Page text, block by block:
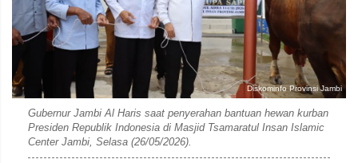
Diskominfo Provinsi Jambi
Gubernur Jambi Al Haris saat penyerahan bantuan hewan kurban
Presiden Republik Indonesia di Masjid Tsamaratul Insan Islamic
Center Jambi, Selasa (26/05/2026).